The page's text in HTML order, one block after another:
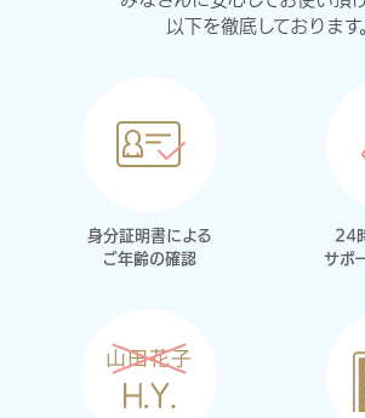
以下を徹底しております
身分証明書による
ご年齢の確認
24
サポ